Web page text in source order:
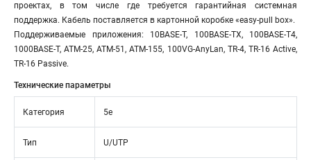
проектах, в том числе где требуется гарантийная системная
поддержка. Кабель поставляется в картонной коробке «easy-pull box».
Поддерживаемые приложения: 10BASE-T, 100BASE-TX, 100BASE-T4,
1000BASE-T, ATM-25, ATM-51, ATM-155, 100VG-AnyLan, TR-4, TR-16 Active,
TR-16 Passive.
Технические параметры
Категория 5e
Тип U/UTP